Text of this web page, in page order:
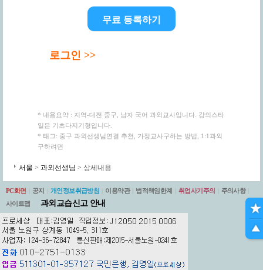
무료 등록하기
로그인 >>
* 내용요약 : 지역-대전 중구, 남자 국어 과외교사입니다. 강의스타
일은 기초다지기형입니다.
* 태그: 중구 과외선생님연결 추천, 가정교사구하는 방법, 1:1과외
구하려면
서울 > 과외선생님 > 상세내용
PC화면 공지 개인정보취급방침 이용약관 법적책임한계 취업사기주의 주의사항
사이트맵
과외교습신고 안내